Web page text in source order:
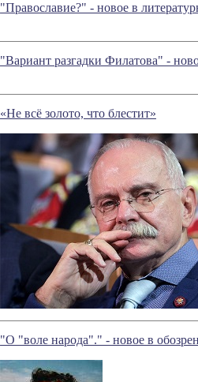
"Православие?" - новое в
"Вариант разгадки Филатова" -
«Не всë золото, что блестит»
"О "воле народа"." - новое в